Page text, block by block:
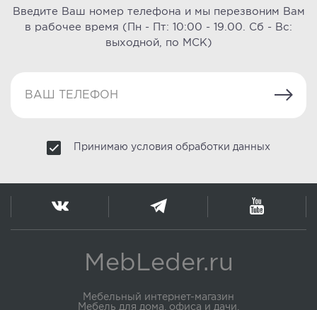
Введите Ваш номер телефона и мы перезвоним Вам
в рабочее время (Пн - Пт: 10:00 - 19.00. Сб - Вс:
выходной, по МСК)
Принимаю условия обработки данных
MebLeder.ru
Мебельный интернет-магазин
Мебель для дома, офиса и дачи.